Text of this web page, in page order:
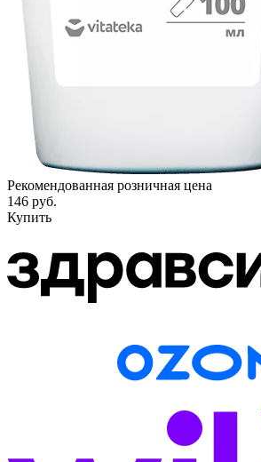
Рекомендованная розничная цена
146 руб.
Купить